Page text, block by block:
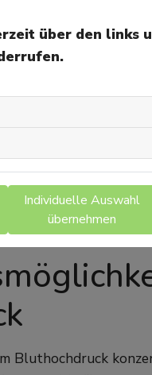
die Nebennieren
der Hälfte der
Vergrößerung der
Überproduktion von
jedoch
auslösen. Hier
umzusteigen.
Schafapnoe die
und so den
Bluthochdruck
über den links
Individuelle Auswahl
übernehmen